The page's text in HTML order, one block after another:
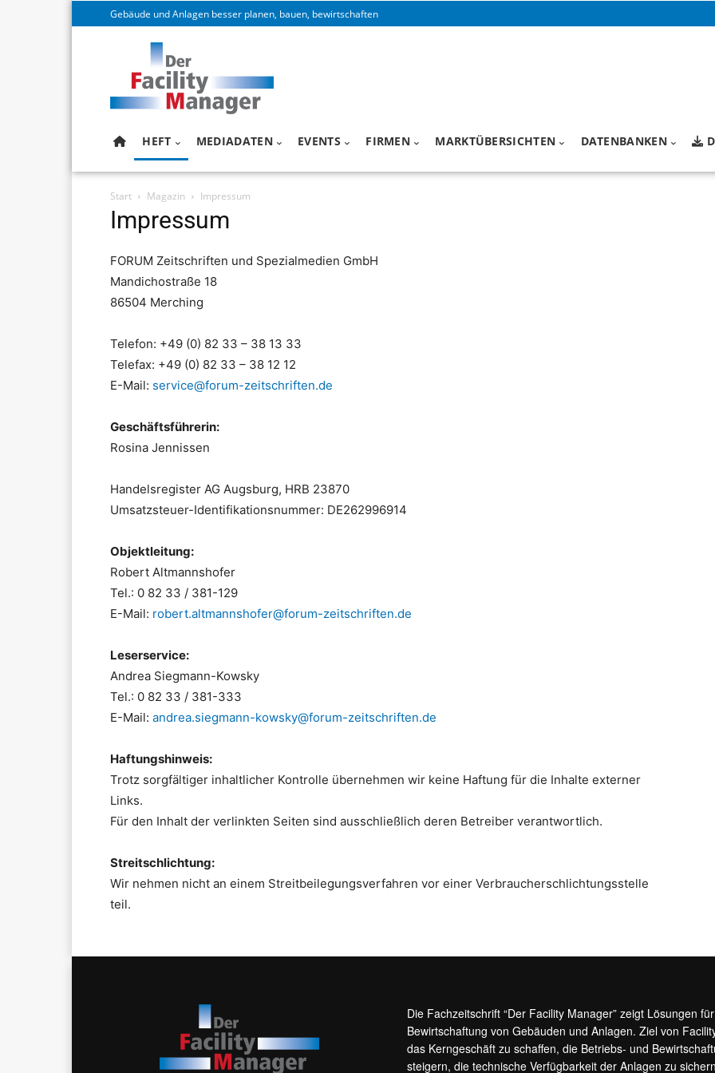
Gebäude und Anlagen besser planen, bauen, bewirtschaften
HEFT MEDIADATEN EVENTS FIRMEN MARKTÜBERSICHTEN DATENBANKEN
Start Magazin Impressum
Impressum
FORUM Zeitschriften und Spezialmedien GmbH
Mandichostraße 18
86504 Merching
Telefon: +49 (0) 82 33 – 38 13 33
Telefax: +49 (0) 82 33 – 38 12 12
E-Mail: service@forum-zeitschriften.de
Geschäftsführerin:
Rosina Jennissen
Handelsregister AG Augsburg, HRB 23870
Umsatzsteuer-Identifikationsnummer: DE262996914
Objektleitung:
Robert Altmannshofer
Tel.: 0 82 33 / 381-129
E-Mail: robert.altmannshofer@forum-zeitschriften.de
Leserservice:
Andrea Siegmann-Kowsky
Tel.: 0 82 33 / 381-333
E-Mail: andrea.siegmann-kowsky@forum-zeitschriften.de
Haftungshinweis:
Trotz sorgfältiger inhaltlicher Kontrolle übernehmen wir keine Haftung für die Inhalte externer
Links.
Für den Inhalt der verlinkten Seiten sind ausschließlich deren Betreiber verantwortlich.
Streitschlichtung:
Wir nehmen nicht an einem Streitbeilegungsverfahren vor einer Verbraucherschlichtungsstelle
teil.
Die Fachzeitschrift “Der Facility Manager” zeigt Lösungen
Bewirtschaftung von Gebäuden und Anlagen. Ziel von
das Kerngeschäft zu schaffen, die Betriebs- und
steigern, die technische Verfügbarkeit der Anlagen zu